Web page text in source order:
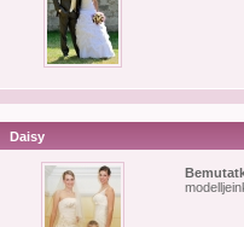
Daisy